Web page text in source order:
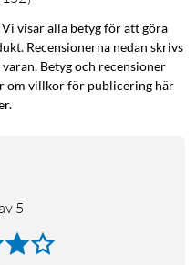
visar alla betyg för att göra
Recensionerna nedan skrivs
Betyg och recensioner
om villkor för publicering här
5